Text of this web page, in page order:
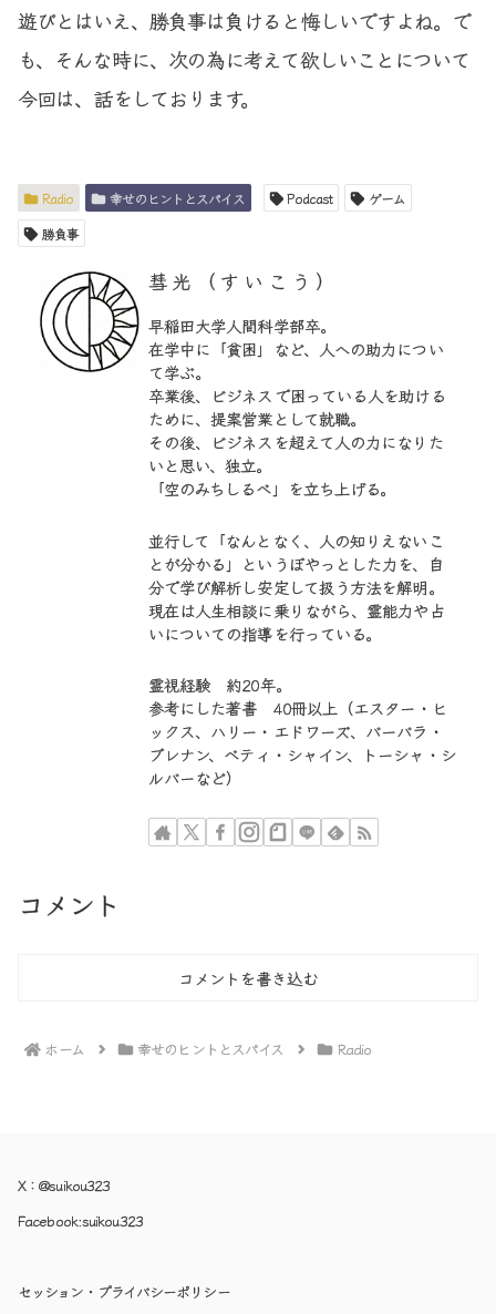
遊びとはいえ、勝負事は負けると悔しいですよね。で
も、そんな時に、次の為に考えて欲しいことについて
今回は、話をしております。
Radio 幸せのヒントとスパイス Podcast
ゲーム
勝負事
彗光（すいこう）
早稲田大学人間科学部卒。
在学中に「貧困」など、人への助力につい
て学ぶ。
卒業後、ビジネスで困っている人を助ける
ために、提案営業として就職。
その後、ビジネスを超えて人の力になりた
いと思い、独立。
「空のみちしるべ」を立ち上げる。
並行して「なんとなく、人の知りえないこ
とが分かる」というぼやっとした力を、自
分で学び解析し安定して扱う方法を解明。
現在は人生相談に乗りながら、霊能力や占
いについての指導を行っている。
霊視経験 約20年。
参考にした著書 40冊以上（エスター・ヒ
ックス、ハリー・エドワーズ、バーバラ・
ブレナン、ベティ・シャイン、トーシャ・シ
ルバーなど）
コメント
コメントを書き込む
ホーム 幸せのヒントとスパイス Radio
X：@suikou323
Facebook:suikou323
セッション・プライバシーポリシー